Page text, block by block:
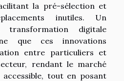
la pré-sélection et
inutiles. Un
digitale
que ces innovations
entre particuliers et
rendant le marché
tout en posant